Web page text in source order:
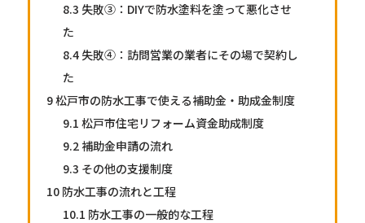
8.3 失敗③：DIYで防水塗料を塗って悪化させ
た
8.4 失敗④：訪問営業の業者にその場で契約し
た
9松戸市の防水工事で使える補助金・助成金制度
9.1 松戸市住宅リフォーム資金助成制度
9.2 補助金申請の流れ
9.3 その他の支援制度
10 防水工事の流れと工程
10.1 防水工事の一般的な工程